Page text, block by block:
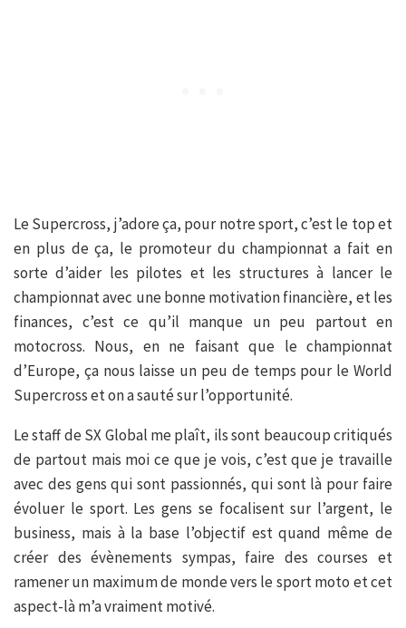
Le Supercross, j’adore ça, pour notre sport, c’est le top et
en plus de ça, le promoteur du championnat a fait en
sorte d’aider les pilotes et les structures à lancer le
championnat avec une bonne motivation financière, et les
finances, c’est ce qu’il manque un peu partout en
motocross. Nous, en ne faisant que le championnat
d’Europe, ça nous laisse un peu de temps pour le World
Supercross et on a sauté sur l’opportunité.
Le staff de SX Global me plaît, ils sont beaucoup critiqués
de partout mais moi ce que je vois, c’est que je travaille
avec des gens qui sont passionnés, qui sont là pour faire
évoluer le sport. Les gens se focalisent sur l’argent, le
business, mais à la base l’objectif est quand même de
créer des évènements sympas, faire des courses et
ramener un maximum de monde vers le sport moto et cet
aspect-là m’a vraiment motivé.